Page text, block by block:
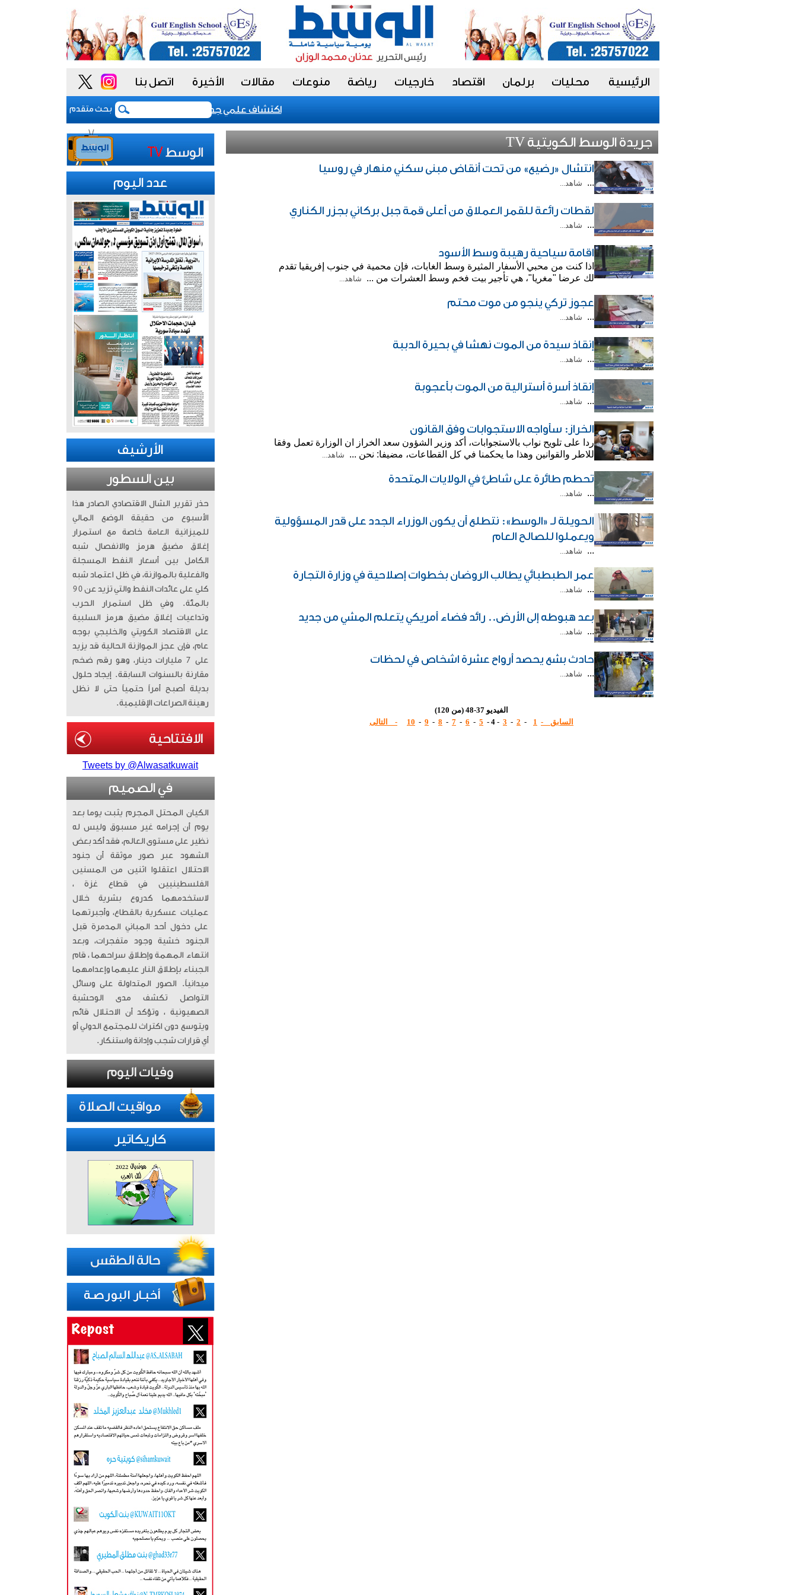
الرئيسية محليات برلمان اقتصاد خارجيات رياضة منوعات مقالات الأخيرة اتصل بنا
بحث متقدم
اكتشاف علمي جديد يعد بطفرة في التشخيص المبكر لـ «الزهايمر»
جريدة الوسط الكويتية TV
انتشال «رضيع» من تحت أنقاض مبنى سكني منهار في روسيا
... شاهد...
لقطات رائعة للقمر العملاق من أعلى قمة جبل بركاني بجزر الكناري
... شاهد...
اقامة سياحية رهيبة وسط الأسود
اذا كنت من محبي الأسفار المثيرة وسط الغابات، فإن محمية في جنوب إفريقيا تقدم
لك عرضا "مغريا"، هي تأجير بيت فخم وسط العشرات من ... شاهد...
عجوز تركي ينجو من موت محتم
... شاهد...
إنقاذ سيدة من الموت نهشا في بحيرة الدببة
... شاهد...
إنقاذ أسرة أسترالية من الموت بأعجوبة
... شاهد...
الخراز: سأواجه الاستجوابات وفق القانون
ردا على تلويح نواب بالاستجوابات، أكد وزير الشؤون سعد الخراز ان الوزارة تعمل وفقا
للاطر والقوانين وهذا ما يحكمنا في كل القطاعات، مضيفا: نحن ... شاهد...
تحطم طائرة على شاطئ في الولايات المتحدة
... شاهد...
الحويلة لـ «الوسط»: نتطلع أن يكون الوزراء الجدد على قدر المسؤولية
ويعملوا للصالح العام
... شاهد...
عمر الطبطبائي يطالب الروضان بخطوات إصلاحية في وزارة التجارة
... شاهد...
بعد هبوطه إلى الأرض.. رائد فضاء أمريكي يتعلم المشي من جديد
... شاهد...
حادث بشع يحصد أرواح عشرة اشخاص في لحظات
... شاهد...
الفيديو 37-48 (من 120)
السابق - 1
-
2
-
3
-
4
-
5
-
6
-
7
-
8
-
9
-
10 - التالى
عدد اليوم
الأرشيف
بين السطور
حذر تقرير الشال الاقتصادي الصادر هذا
الأسبوع من حقيقة الوضع المالي
للميزانية العامة خاصة مع استمرار
إغلاق مضيق هرمز والانفصال شبه
الكامل بين أسعار النفط المسجلة
والفعلية بالموازنة، في ظل اعتماد شبه
كلي على عائدات النفط والتي تزيد عن 90
بالمئة. وفي ظل استمرار الحرب
وتداعيات إغلاق مضيق هرمز السلبية
على الاقتصاد الكويتي والخليجي بوجه
عام، فإن عجز الموازنة الحالية قد يزيد
على 7 مليارات دينار، وهو رقم ضخم
مقارنة بالسنوات السابقة. إيجاد حلول
بديلة أصبح أمراً حتمياً حتى لا نظل
رهينة الصراعات الإقليمية.
Tweets by @Alwasatkuwait
في الصميم
الكيان المحتل المجرم يثبت يوما بعد
يوم أن إجرامه غير مسبوق وليس له
نظير على مستوى العالم، فقد أكد بعض
الشهود عبر صور موثقة أن جنود
الاحتلال اعتقلوا اثنين من المسنين
الفلسطينيين في قطاع غزة ،
لاستخدمهما كدروع بشرية خلال
عمليات عسكرية بالقطاع، وأجبرتهما
على دخول أحد المباني المدمرة قبل
الجنود خشية وجود متفجرات، وبعد
انتهاء المهمة وإطلاق سراحهما ، قام
الجبناء بإطلاق النار عليهما وإعدامهما
ميدانياً. الصور المتداولة على وسائل
التواصل تكشف مدى الوحشية
الصهيونية ، وتؤكد أن الاحتلال قائم
ويتوسع دون اكتراث للمجتمع الدولي أو
أي قرارات شجب وإدانة واستنكار.
كاريكاتير